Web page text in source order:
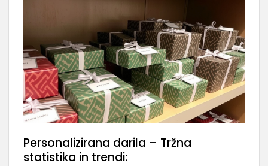
Personalizirana darila – Tržna
statistika in trendi: